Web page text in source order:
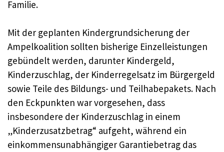
Familie.
Mit der geplanten Kindergrundsicherung der
Ampelkoalition sollten bisherige Einzelleistungen
gebündelt werden, darunter Kindergeld,
Kinderzuschlag, der Kinderregelsatz im Bürgergeld
sowie Teile des Bildungs- und Teilhabepakets. Nach
den Eckpunkten war vorgesehen, dass
insbesondere der Kinderzuschlag in einem
„Kinderzusatzbetrag“ aufgeht, während ein
einkommensunabhängiger Garantiebetrag das